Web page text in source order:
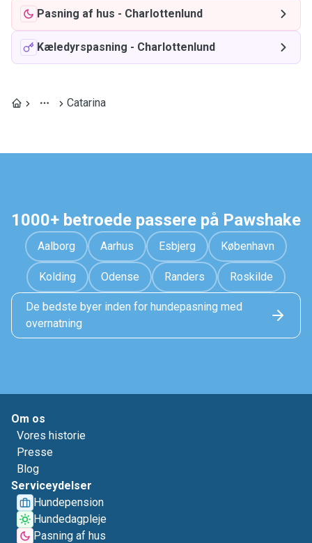
Pasning af hus - Charlottenlund
Kæledyrspasning - Charlottenlund
Catarina
1000+ betroede passere på Pawshake
Aalborg Aarhus Esbjerg København
Kolding Odense Randers Roskilde
De bedste byer inden for hundepasning med
overnatning
Om os
Vores historie
Presse
Blog
Serviceydelser
Hundepension
Hundedagpleje
Pasning af hus